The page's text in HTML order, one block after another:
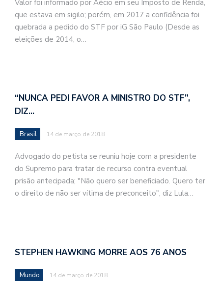
Valor foi informado por Aécio em seu Imposto de Renda,
que estava em sigilo; porém, em 2017 a confidência foi
quebrada a pedido do STF por iG São Paulo (Desde as
eleições de 2014, o…
“NUNCA PEDI FAVOR A MINISTRO DO STF”,
DIZ…
Brasil 14 de março de 2018
Advogado do petista se reuniu hoje com a presidente
do Supremo para tratar de recurso contra eventual
prisão antecipada; "Não quero ser beneficiado. Quero ter
o direito de não ser vítima de preconceito", diz Lula…
STEPHEN HAWKING MORRE AOS 76 ANOS
Mundo 14 de março de 2018